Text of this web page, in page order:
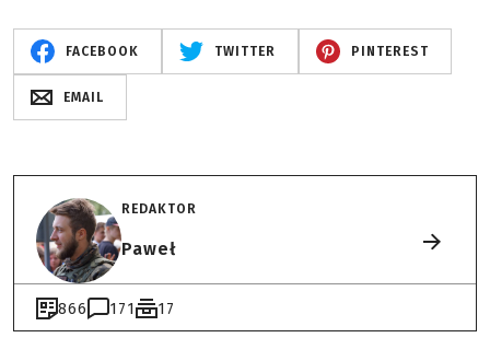
FACEBOOK TWITTER PINTEREST
EMAIL
REDAKTOR
Paweł
866 171 17